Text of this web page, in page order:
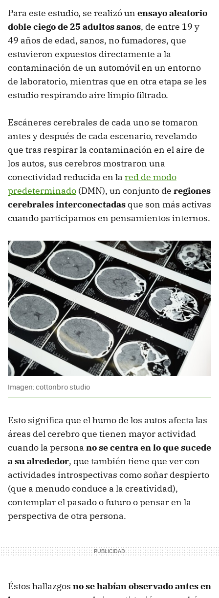
Para este estudio, se realizó un ensayo aleatorio
doble ciego de 25 adultos sanos, de entre 19 y
49 años de edad, sanos, no fumadores, que
estuvieron expuestos directamente a la
contaminación de un automóvil en un entorno
de laboratorio, mientras que en otra etapa se les
estudio respirando aire limpio filtrado.
Escáneres cerebrales de cada uno se tomaron
antes y después de cada escenario, revelando
que tras respirar la contaminación en el aire de
los autos, sus cerebros mostraron una
conectividad reducida en la red de modo
predeterminado (DMN), un conjunto de regiones
cerebrales interconectadas que son más activas
cuando participamos en pensamientos internos.
Imagen: cottonbro studio
Esto significa que el humo de los autos afecta las
áreas del cerebro que tienen mayor actividad
cuando la persona no se centra en lo que sucede
a su alrededor, que también tiene que ver con
actividades introspectivas como soñar despierto
(que a menudo conduce a la creatividad),
contemplar el pasado o futuro o pensar en la
perspectiva de otra persona.
Éstos hallazgos no se habían observado antes en